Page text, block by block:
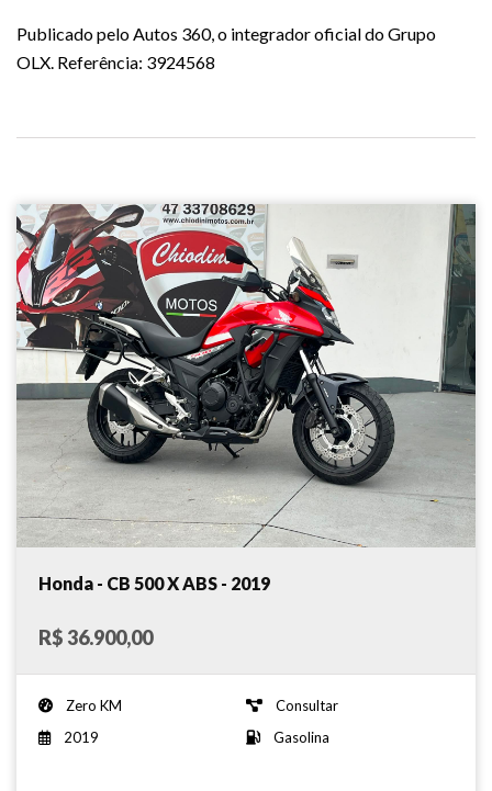
Publicado pelo Autos 360, o integrador oficial do Grupo
OLX. Referência: 3924568
Honda - CB 500 X ABS - 2019
R$ 36.900,00
Zero KM
Consultar
2019
Gasolina